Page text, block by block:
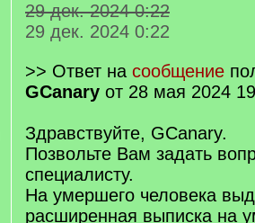
29 дек. 2024 0:22
29 дек. 2024 0:22
>> Ответ на сообщение
GCanary от 28 мая 2024
Здравствуйте, GCanary.
Позвольте Вам задать
специалисту.
На умершего человека
расширенная выписка на